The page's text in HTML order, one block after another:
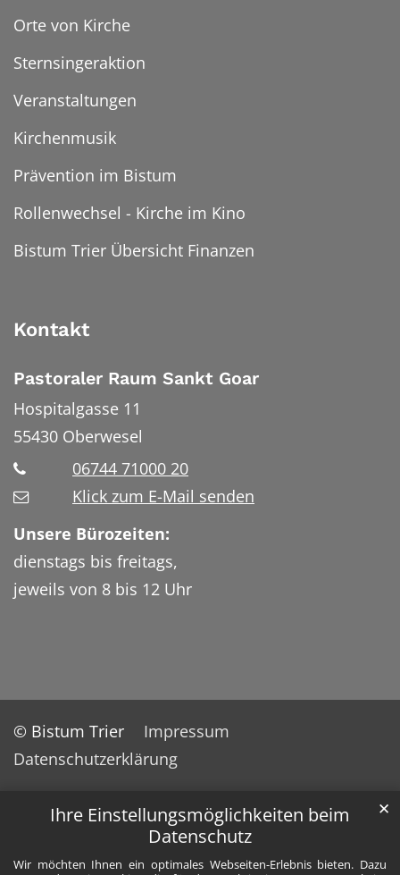
Ihre Einstellungsmöglichkeiten beim
Datenschutz
Wir möchten Ihnen ein optimales Webseiten-Erlebnis bieten. Dazu
✕
Orte von Kirche
Sternsingeraktion
Veranstaltungen
Kirchenmusik
Prävention im Bistum
Rollenwechsel - Kirche im Kino
Bistum Trier Übersicht Finanzen
Kontakt
Pastoraler Raum Sankt Goar
Hospitalgasse 11
55430 Oberwesel
06744 71000 20
Klick zum E-Mail senden
Unsere Bürozeiten:
dienstags bis freitags,
jeweils von 8 bis 12 Uhr
© Bistum Trier
Impressum
Datenschutzerklärung